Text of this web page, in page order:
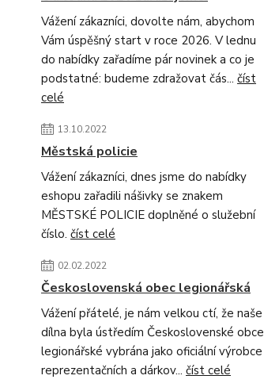
Vážení zákazníci, dovolte nám, abychom
Vám úspěšný start v roce 2026. V lednu
do nabídky zařadíme pár novinek a co je
podstatné: budeme zdražovat čás... číst
celé
13.10.2022
Městská policie
Vážení zákazníci, dnes jsme do nabídky
eshopu zařadili nášivky se znakem
MĚSTSKÉ POLICIE doplněné o služební
číslo. číst celé
02.02.2022
Československá obec legionářská
Vážení přátelé, je nám velkou ctí, že naše
dílna byla ústředím Československé obce
legionářské vybrána jako oficiální výrobce
reprezentačních a dárkov... číst celé